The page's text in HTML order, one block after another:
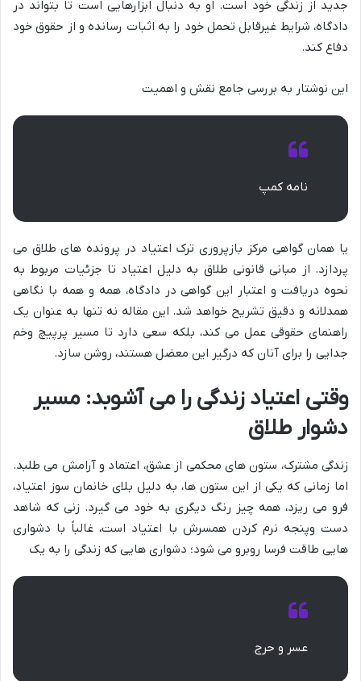
جدید از زندگی خود است. او به دنبال ابزارهایی است تا بتواند در
دادگاه، شرایط غیرقابل تحمل خود را به اثبات رسانده و از حقوق خود
دفاع کند.
این نوشتار به بررسی جامع نقش و اهمیت
نامه کمپ
یا همان گواهی مرکز بازپروری ترک اعتیاد در پرونده های طلاق می
پردازد. از مبانی قانونی طلاق به دلیل اعتیاد تا جزئیات مربوط به
نحوه دریافت و اعتبار این گواهی در دادگاه، همه و همه با نگاهی
همدلانه و دقیق تشریح خواهد شد. این مقاله نه تنها به عنوان یک
راهنمای حقوقی عمل می کند، بلکه سعی دارد تا مسیر پرپیچ وخم
جدایی را برای آنان که درگیر این معضل هستند، روشن سازد.
وقتی اعتیاد زندگی را می آشوبد: مسیر
دشوار طلاق
زندگی مشترک، ستون های محکمی از عشق، اعتماد و آرامش می طلبد.
اما زمانی که یکی از این ستون ها، به دلیل بلای خانمان سوز اعتیاد،
فرو می ریزد، همه چیز رنگ دیگری به خود می گیرد. زنی که شاهد
دست وپنجه نرم کردن همسرش با اعتیاد است، غالباً با دشواری
هایی طاقت فرسا روبرو می شود؛ دشواری هایی که زندگی را به یک
عسر و حرج